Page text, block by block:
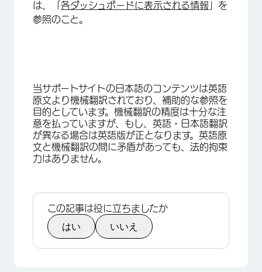
は、「 各ダッシュボードに表示される情報 」を
参照のこと。
当サポートサイトの日本語のコンテンツは英語
原文より機械翻訳されており、補助的な参照を
目的としています。機械翻訳の精度は十分な注
意を払っていますが、もし、英語・日本語翻訳
が異なる場合は英語版が正となります。英語原
文と機械翻訳の間に矛盾があっても、法的拘束
力はありません。
この記事は役に立ちましたか
はい いいえ